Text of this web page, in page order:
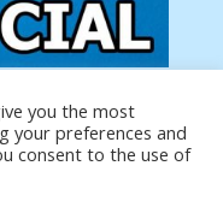
un link de tu
you the most
your preferences and
consent to the use of